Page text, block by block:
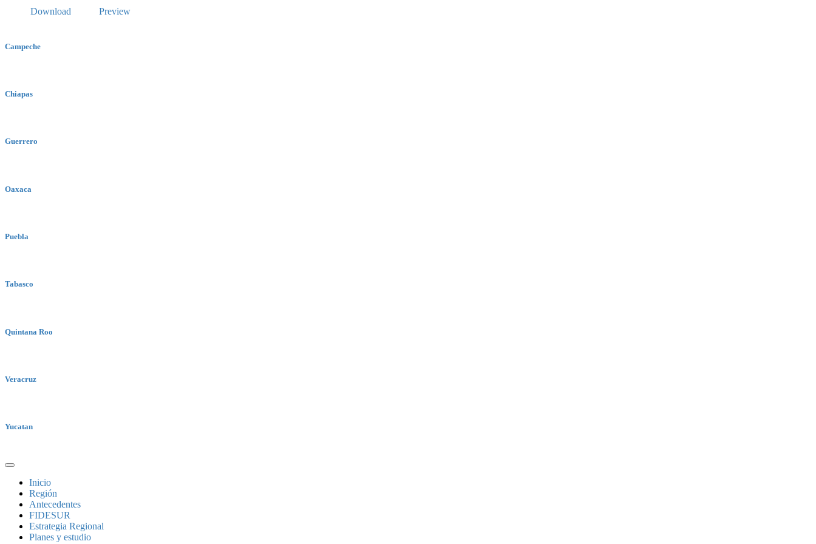
Download Preview
Campeche
Chiapas
Guerrero
Oaxaca
Puebla
Tabasco
Quintana Roo
Veracruz
Yucatan
Inicio
Región
Antecedentes
FIDESUR
Estrategia Regional
Planes y estudio